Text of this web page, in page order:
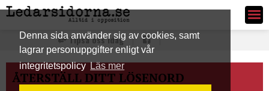
Denna sida använder sig av cookies, samt
lagrar personuppgifter enligt vår
integritetspolicyLäs mer
Ledarsidorna.se
Tipsa oss idag
ÅTERSTÄLL DITT LÖSENORD